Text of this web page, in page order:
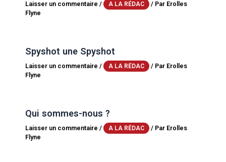
Laisser un commentaire / A LA RÉDAC / Par Erolles
Flyne
Spyshot une Spyshot
Laisser un commentaire / A LA RÉDAC / Par Erolles
Flyne
Qui sommes-nous ?
Laisser un commentaire / A LA RÉDAC / Par Erolles
Flyne